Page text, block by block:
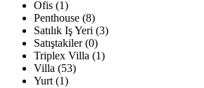
Ofis (1)
Penthouse (8)
Satılık Iş Yeri (3)
Satıştakiler (0)
Triplex Villa (1)
Villa (53)
Yurt (1)